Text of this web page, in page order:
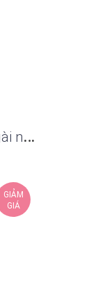
Đ
ầm xòe họa tiết cổ vest gài nút sang trọng
GIẢM
GIÁ